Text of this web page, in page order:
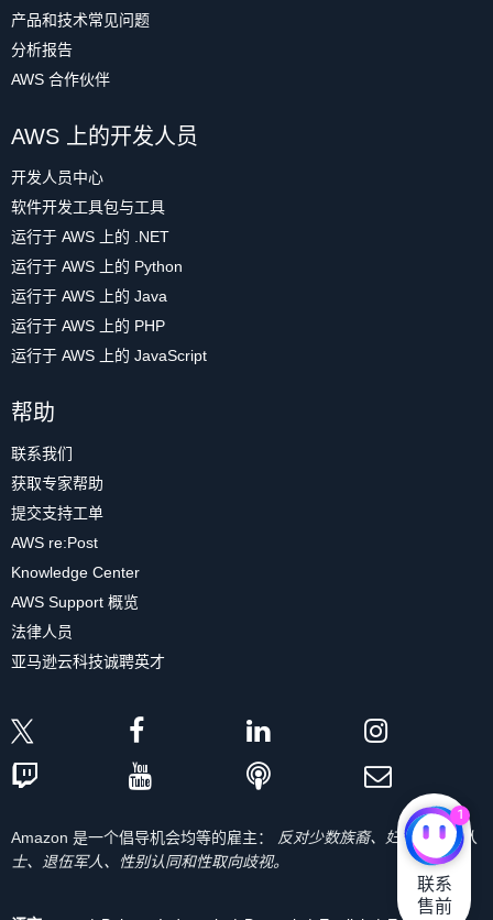
产品和技术常见问题
分析报告
AWS 合作伙伴
AWS 上的开发人员
开发人员中心
软件开发工具包与工具
运行于 AWS 上的 .NET
运行于 AWS 上的 Python
运行于 AWS 上的 Java
运行于 AWS 上的 PHP
运行于 AWS 上的 JavaScript
帮助
联系我们
获取专家帮助
提交支持工单
AWS re:Post
Knowledge Center
AWS Support 概览
法律人员
亚马逊云科技诚聘英才
Amazon 是一个倡导机会均等的雇主：
反对少数族裔、妇女、残疾人
士、退伍军人、性别认同和性取向歧视。
1
联系
售前